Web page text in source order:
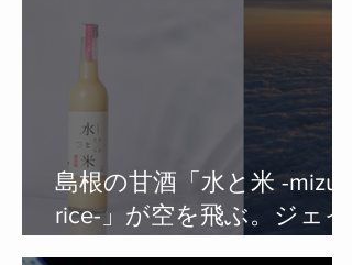
島根の甘酒「水と米 -mizu et
rice-」が空を飛ぶ。ジェイ